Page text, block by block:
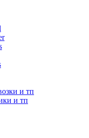
и тп
и тп